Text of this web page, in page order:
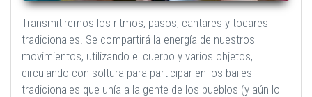
Transmitiremos los ritmos, pasos, cantares y tocares
tradicionales. Se compartirá la energía de nuestros
movimientos, utilizando el cuerpo y varios objetos,
circulando con soltura para participar en los bailes
tradicionales que unía a la gente de los pueblos (y aún lo